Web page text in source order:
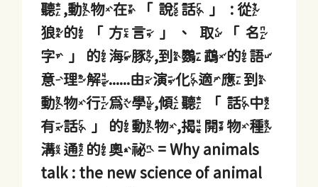
聽,動物在「說話」 : 從
狼的「方言」、取「名
字」的海豚,到鸚鵡的語
意理解......由演化適應到
動物行為學,傾聽「話中
有話」的動物,揭開物種
溝通的奧祕 = Why animals
talk : the new science of animal